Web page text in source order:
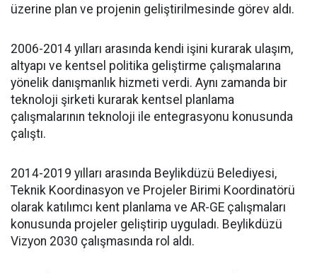
üzerine plan ve projenin geliştirilmesinde görev aldı.
2006-2014 yılları arasında kendi işini kurarak ulaşım,
altyapı ve kentsel politika geliştirme çalışmalarına
yönelik danışmanlık hizmeti verdi. Aynı zamanda bir
teknoloji şirketi kurarak kentsel planlama
çalışmalarının teknoloji ile entegrasyonu konusunda
çalıştı.
2014-2019 yılları arasında Beylikdüzü Belediyesi,
Teknik Koordinasyon ve Projeler Birimi Koordinatörü
olarak katılımcı kent planlama ve AR-GE çalışmaları
konusunda projeler geliştirip uyguladı. Beylikdüzü
Vizyon 2030 çalışmasında rol aldı.